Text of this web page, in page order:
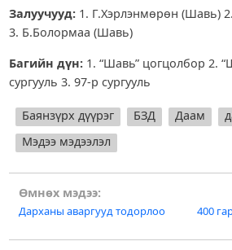
Залуучууд:1. Г.Хэрлэнмөрөн (Шавь)
3. Б.Болормаа (Шавь)
Багийн дүн: 1. “Шавь” цогцолбор 2.
сургууль 3. 97-р сургууль
Баянзүрх дүүрэг БЗД Даам
Мэдээ мэдээлэл
Post
navigation
Өмнөх мэдээ:
Дарханы аваргууд тодорлоо
400